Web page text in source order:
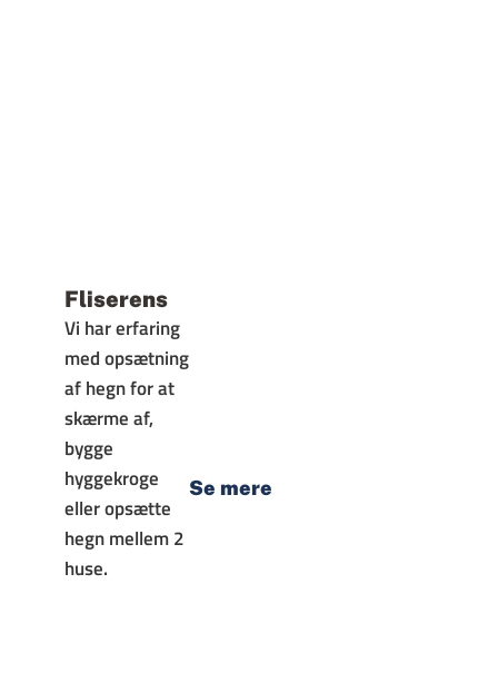
Fliserens
Vi har erfaring
med opsætning
af hegn for at
skærme af,
bygge
hyggekroge
eller opsætte
hegn mellem 2
huse.
Se mere